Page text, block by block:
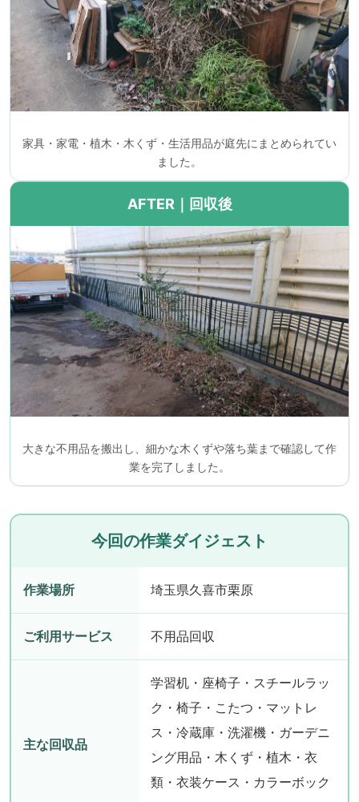
家具・家電・植木・木くず・生活用品が庭先にまとめられてい
ました。
AFTER｜回収後
大きな不用品を搬出し、細かな木くずや落ち葉まで確認して作
業を完了しました。
今回の作業ダイジェスト
作業場所 埼玉県久喜市栗原
ご利用サービス 不用品回収
主な回収品
学習机・座椅子・スチールラッ
ク・椅子・こたつ・マットレ
ス・冷蔵庫・洗濯機・ガーデニ
ング用品・木くず・植木・衣
類・衣装ケース・カラーボック